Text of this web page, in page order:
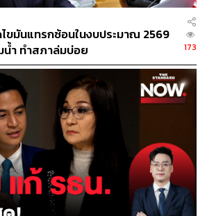
มันแทรกซ้อนในงบประมาณ 2569
น้ำ ทำสภาล่มบ่อย
173